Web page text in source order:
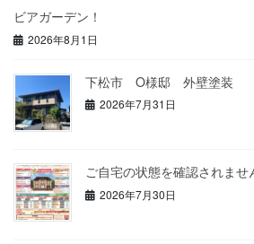
ビアガーデン！
2026年8月1日
下松市 O様邸 外壁塗装
2026年7月31日
ご自宅の状態を確認されませ
2026年7月30日